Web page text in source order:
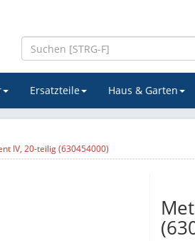
Ersatzteile Haus & Garten
IV, 20-teilig (630454000)